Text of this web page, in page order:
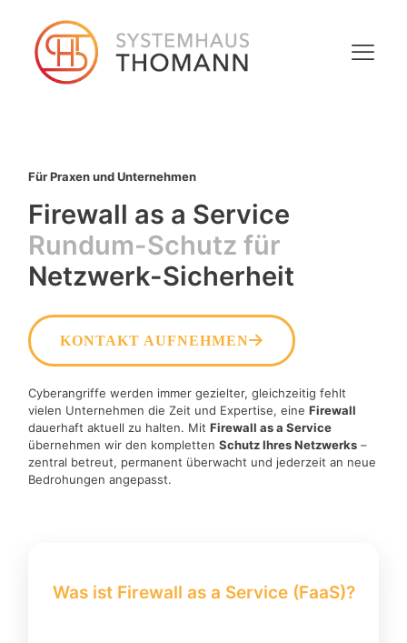
Für Praxen und Unternehmen
Firewall as a Service
Rundum-Schutz für
Netzwerk-Sicherheit
KONTAKT AUFNEHMEN
Cyberangriffe werden immer gezielter, gleichzeitig fehlt
vielen Unternehmen die Zeit und Expertise, eineFirewall
dauerhaft aktuell zu halten. MitFirewall as a Service
übernehmen wir den komplettenSchutz Ihres Netzwerks –
zentral betreut, permanent überwacht und jederzeit an neue
Bedrohungen angepasst.
Was ist Firewall as a Service (FaaS)?